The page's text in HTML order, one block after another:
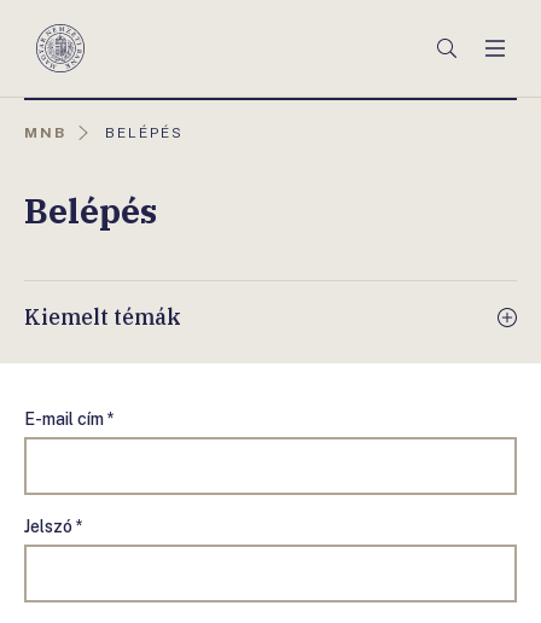
Magyar
Keresés
MNB
AKTUÁLIS
BELÉPÉS
Belépés
Kiemelt témák
E-mail cím *
Jelszó *